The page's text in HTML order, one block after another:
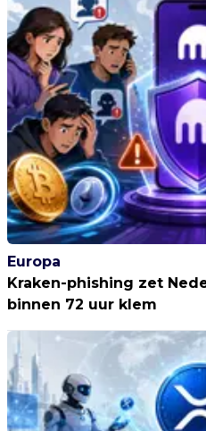
Europa
Kraken-phishing zet
binnen 72 uur klem